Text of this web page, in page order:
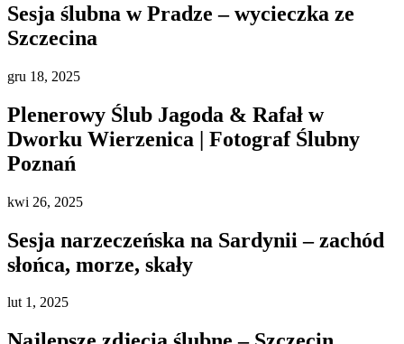
Sesja ślubna w Pradze – wycieczka ze
Szczecina
gru 18, 2025
Plenerowy Ślub Jagoda & Rafał w
Dworku Wierzenica | Fotograf Ślubny
Poznań
kwi 26, 2025
Sesja narzeczeńska na Sardynii – zachód
słońca, morze, skały
lut1, 2025